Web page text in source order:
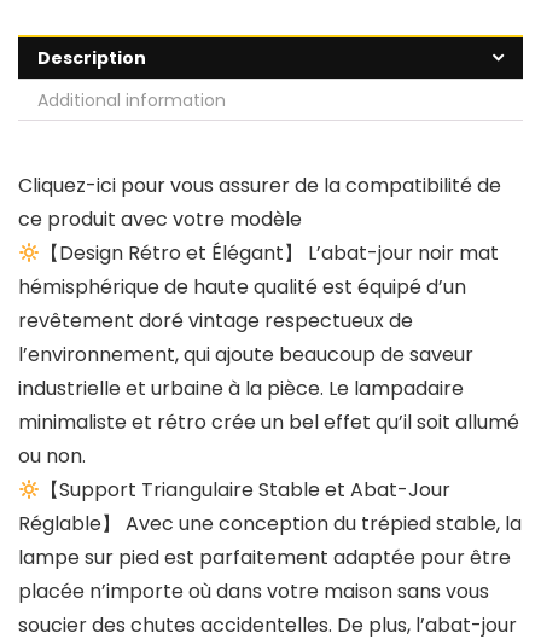
Description
Additional information
Cliquez-ici pour vous assurer de la compatibilité de
ce produit avec votre modèle
【Design Rétro et Élégant】 L’abat-jour noir mat
hémisphérique de haute qualité est équipé d’un
revêtement doré vintage respectueux de
l’environnement, qui ajoute beaucoup de saveur
industrielle et urbaine à la pièce. Le lampadaire
minimaliste et rétro crée un bel effet qu’il soit allumé
ou non.
【Support Triangulaire Stable et Abat-Jour
Réglable】 Avec une conception du trépied stable, la
lampe sur pied est parfaitement adaptée pour être
placée n’importe où dans votre maison sans vous
soucier des chutes accidentelles. De plus, l’abat-jour